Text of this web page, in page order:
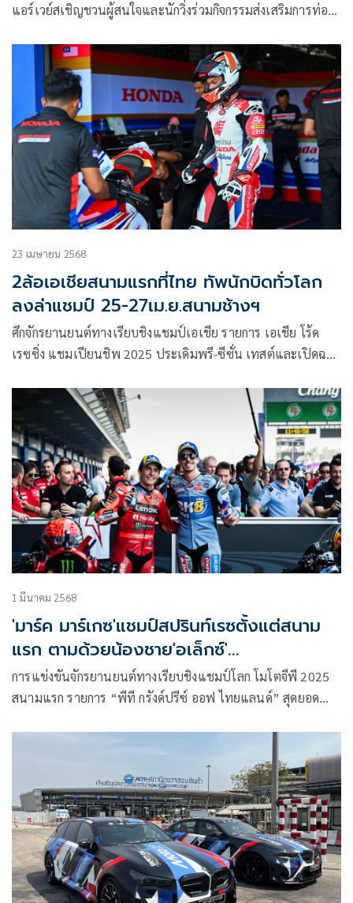
แอร์เวย์สเชิญชวนผู้สนใจและนักวิ่งร่วมกิจกรรมส่งเสริมการท่อง
“บางกอกแอร์เวย์ส บูทีค ซีรีส์ 2025 : BANGKOK AIRWAYS
BOUTIQUE SERIES 2025” เปิดประเดิมสนามแรก สมุย ฮาล์ฟ
มาราธอน 2025 จัดขึ้นระหว่างวันที่ 21-22 มิถุนายน 2568 ณ
สวนสาธารณะพรุเฉวง เกาะสมุย จ.สุราษฎร์ธานี กิจกรรมวิ่งยิ่ง
ใหญ่แห่งปีที่จะรวมพลของสายสุขภาพและนักวิ่งทุกวัยจากทั่ว
ประเทศ โดยไฮไลต์พิเศษ! พลาดไม่ได้ วันที่ 22 มิถุนายน
23 เมษายน 2568
2ล้อเอเชียสนามแรกที่ไทย ทัพนักบิดทั่วโลก
ลงล่าแชมป์ 25-27เม.ย.สนามช้างฯ
ศึกจักรยานยนต์ทางเรียบชิงแชมป์เอเชีย รายการ เอเชีย โร้ด
เรซซิ่ง แชมเปียนชิพ 2025 ประเดิมพรี-ซีซั่น เทสต์และเปิดฉาก
อร์กิต จ.บุรีรัมย์ ด้วยสถานการณ์การลุ้นแชมป์ที่จะทวีความเข้ม
ข้นแบบไม่เคยเกิดขึ้นมาก่อน จากรายชื่อนักบิดแถวหน้าของทวีป
ที่ผ่านการแข่งขันระดับโลกมากมาย ร่วมลุ้นทัพนักบิดไทยให้คว้า
ชัยในบ้านเกิด ระหว่างวันที่ 25-27 เมษายนนี้ ล่าสุดผ่านการ
ทดสอบ “พรี-ซีซั่น เทสต์” สุดเดือด ภายใต้การทำงานอย่างหนัก
ของทุกทีม เพื่อค้นหาเซ็ตติ้งรถแข่งที่ลงตัวที่สุด
1 มีนาคม 2568
'มาร์ค มาร์เกซ'แชมป์สปรินท์เรซตั้งแต่สนาม
แรก ตามด้วยน้องชาย'อเล็กซ์'
ส่วน'ก้อง'จบ19
การแข่งขันจักรยานยนต์ทางเรียบชิงแชมป์โลก โมโตจีพี 2025
สนามแรก รายการ “พีที กรังด์ปรีซ์ ออฟ ไทยแลนด์” สุดยอด
ประเทศทั่วโลก เปิดฉากสู่โปรแกรมการแข่งขัน รอบควอลิฟาย
เพื่อจัดอันดับรอบสตาร์ทในรุ่นต่างๆ และการแข่งขันรอบสปริ
นท์ในรุ่นโมโตจีพี เมื่อวันเสาร์ที่ 1 มีนาคม 2568 ท่ามกลางแฟน
ความเร็วหลายหมื่นที่หลั่งไหลเข้าชมที่ สนามช้าง อินเตอร์
เนชั่นแนล เซอร์กิต จ.บุรีรัมย์ รวมถึงแฟนๆ ทั่วโลกที่รับชมผ่าน
การถ่ายทอดสด